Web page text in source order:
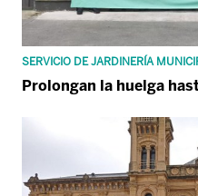
SERVICIO DE JARDINERÍA
Prolongan la huelga